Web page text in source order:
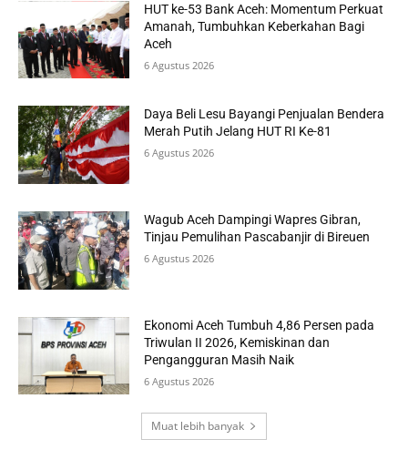
HUT ke-53 Bank Aceh: Momentum Perkuat
Amanah, Tumbuhkan Keberkahan Bagi
Aceh
6 Agustus 2026
Daya Beli Lesu Bayangi Penjualan Bendera
Merah Putih Jelang HUT RI Ke-81
6 Agustus 2026
Wagub Aceh Dampingi Wapres Gibran,
Tinjau Pemulihan Pascabanjir di Bireuen
6 Agustus 2026
Ekonomi Aceh Tumbuh 4,86 Persen pada
Triwulan II 2026, Kemiskinan dan
Pengangguran Masih Naik
6 Agustus 2026
Muat lebih banyak